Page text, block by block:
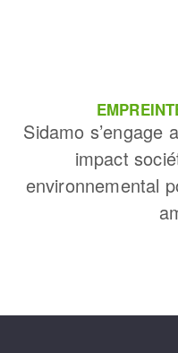
Sidamo s’engage
impact
environnemental